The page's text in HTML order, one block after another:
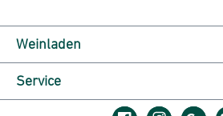
Weinladen
Service